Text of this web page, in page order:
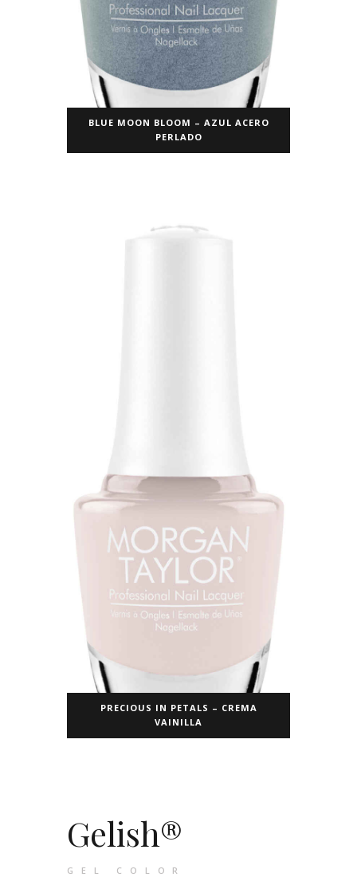
BLUE MOON BLOOM – AZUL ACERO
PERLADO
PRECIOUS IN PETALS – CREMA
VAINILLA
Gelish®
GEL COLOR